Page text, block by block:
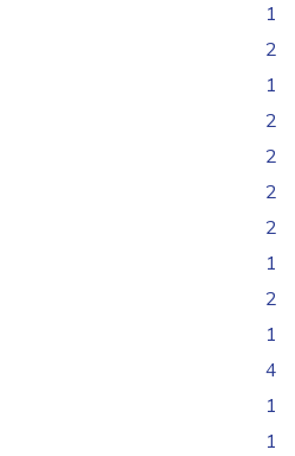
1
2
1
2
2
2
2
1
2
1
4
1
1